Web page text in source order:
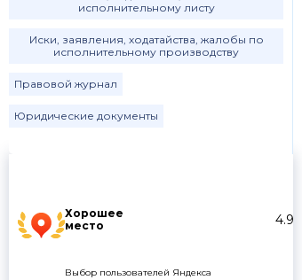
Хорошее
место
4.9
Выбор пользователей Яндекса
исполнительному листу
Иски, заявления, ходатайства, жалобы по
исполнительному производству
Правовой журнал
Юридические документы